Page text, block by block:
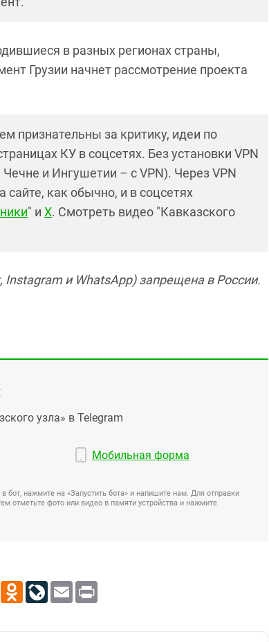
в разных регионах страны,
Грузии начнет рассмотрение проекта
признательны за критику, идеи по
КУ в соцсетях. Без установки VPN
Чечне и Ингушетии – с VPN). Через VPN
как обычно, и в соцсетях
" и X. Смотреть видео "Кавказского
и WhatsApp) запрещена в России.
узла» в Telegram
Мобильная форма
бот, нажмите на «Запустить бота» и напишите нам. Для отправки
отметьте фото или видео в памяти устройства и нажмите
X Odnoklassniki
LiveJournal
Email